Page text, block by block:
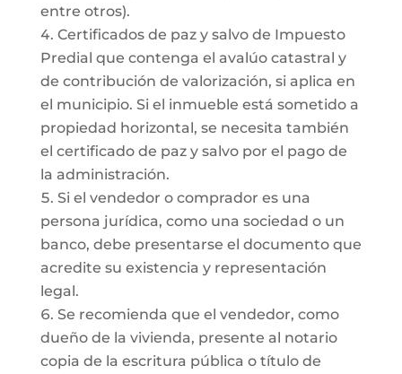
entre otros).
Certificados de paz y salvo de Impuesto
Predial que contenga el avalúo catastral y
de contribución de valorización, si aplica en
el municipio. Si el inmueble está sometido a
propiedad horizontal, se necesita también
el certificado de paz y salvo por el pago de
la administración.
Si el vendedor o comprador es una
persona jurídica, como una sociedad o un
banco, debe presentarse el documento que
acredite su existencia y representación
legal.
Se recomienda que el vendedor, como
dueño de la vivienda, presente al notario
copia de la escritura pública o título de